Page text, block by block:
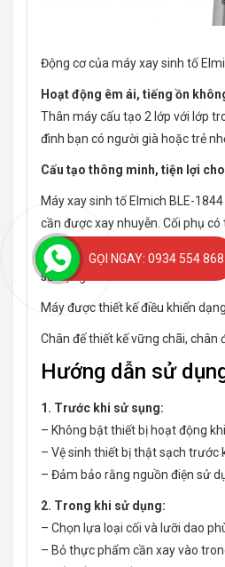
Động cơ của máy xay sinh tố
Hoạt động êm ái, tiếng ồn
Thân máy cấu tạo 2 lớp với lớp
đình bạn có người già hoặc trẻ
Cấu tạo thông minh, tiện lợi
Máy xay sinh tố Elmich BLE-
cần được xay nhuyễn. Cối phụ
Các bộ phận của máy đều có
sử dụng sau.
Máy được thiết kế điều khiển
Chân đế thiết kế vững chãi,
Hướng dẫn sử
1. Trước khi sử sụng:
– Không bật thiết bị hoạt động
– Vệ sinh thiết bị thật sạch trước
– Đảm bảo rằng nguồn điện sử
2. Trong khi sử dụng:
– Chọn lựa loại cối và lưỡi dao
– Bỏ thực phẩm cần xay vào
GỌI NGAY: 0934 554 868